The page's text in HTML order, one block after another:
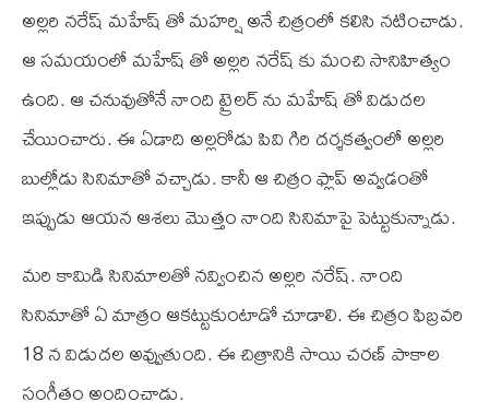
అల్లరి నరేష్ మహేష్ తో మహర్షి అనే చిత్రంలో కలిసి నటించాడు.
ఆ సమయంలో మహేష్ తో అల్లరి నరేష్ కు మంచి సానిహిత్యం
ఉంది. ఆ చనువుతోనే నాంది ట్రైలర్ ను మహేష్ తో విడుదల
చేయించారు. ఈ ఏడాది అల్లరోడు పి‌వి గిరి దర్శకత్వంలో అల్లరి
బుల్లోడు సినిమాతో వచ్చాడు. కానీ ఆ చిత్రం ఫ్లాప్ అవ్వడంతో
ఇప్పుడు ఆయన ఆశలు మొత్తం నాంది సినిమాపై పెట్టుకున్నాడు.
మరి కామిడి సినిమాలతో నవ్వించిన అల్లరి నరేష్. నాంది
సినిమాతో ఏ మాత్రం ఆకట్టుకుంటాడో చూడాలి. ఈ చిత్రం ఫిబ్రవరి
18 న విడుదల అవ్వుతుంది. ఈ చిత్రానికి సాయి చరణ్ పాకాల
సంగీతం అందించాడు.